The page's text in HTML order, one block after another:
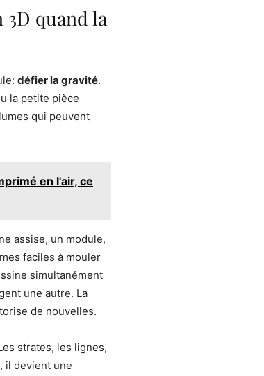
quand la
défier la gravité.
la petite pièce
qui peuvent
en l'air, ce
assise, un module,
faciles à mouler
simultanément
une autre. La
de nouvelles.
strates, les lignes,
il devient une